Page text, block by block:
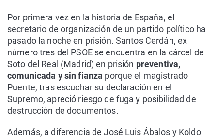
Por primera vez en la historia de España, el
secretario de organización de un partido político ha
pasado la noche en prisión. Santos Cerdán, ex
número tres del PSOE se encuentra en la cárcel de
Soto del Real (Madrid) en prisión preventiva,
comunicada y sin fianza porque el magistrado
Puente, tras escuchar su declaración en el
Supremo, apreció riesgo de fuga y posibilidad de
destrucción de documentos.
Además, a diferencia de José Luis Ábalos y Koldo